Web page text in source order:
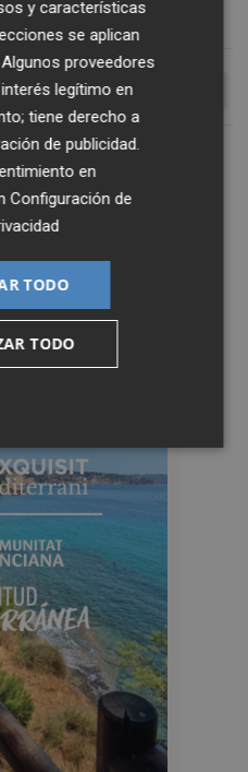
DE VALENCIA
y características
se aplican
proveedores
legítimo en
tiene derecho a
de publicidad
en
Configuración de
TODO
TODO